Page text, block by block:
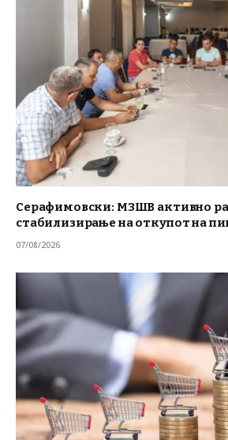
Серафимовски: МЗШВ активно
стабилизирање на откупот на
07/08/2026